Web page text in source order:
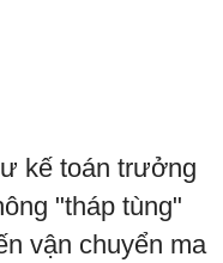
kế toán trưởng
"tháp tùng"
vận chuyển ma